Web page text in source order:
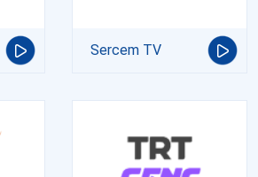
Sercem TV